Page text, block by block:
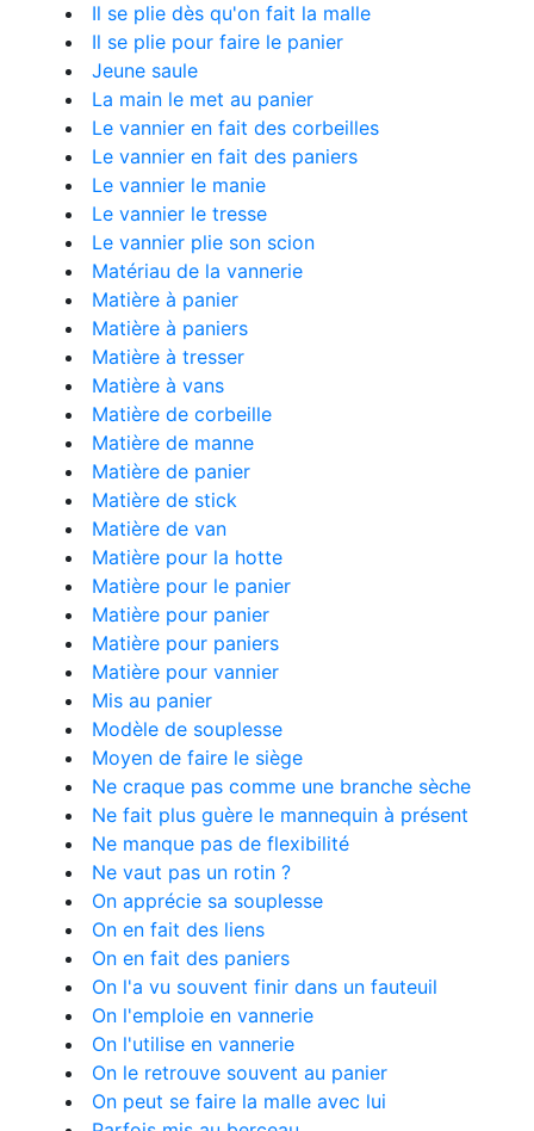
Il se plie dès qu'on fait la malle
Il se plie pour faire le panier
Jeune saule
La main le met au panier
Le vannier en fait des corbeilles
Le vannier en fait des paniers
Le vannier le manie
Le vannier le tresse
Le vannier plie son scion
Matériau de la vannerie
Matière à panier
Matière à paniers
Matière à tresser
Matière à vans
Matière de corbeille
Matière de manne
Matière de panier
Matière de stick
Matière de van
Matière pour la hotte
Matière pour le panier
Matière pour panier
Matière pour paniers
Matière pour vannier
Mis au panier
Modèle de souplesse
Moyen de faire le siège
Ne craque pas comme une branche sèche
Ne fait plus guère le mannequin à présent
Ne manque pas de flexibilité
Ne vaut pas un rotin ?
On apprécie sa souplesse
On en fait des liens
On en fait des paniers
On l'a vu souvent finir dans un fauteuil
On l'emploie en vannerie
On l'utilise en vannerie
On le retrouve souvent au panier
On peut se faire la malle avec lui